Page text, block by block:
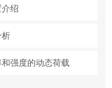
绍
析
强度的动态荷载